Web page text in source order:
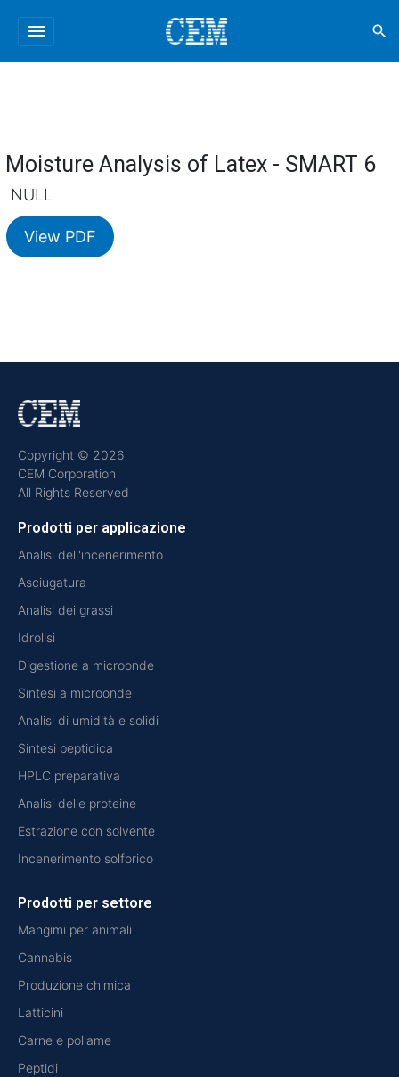
menu search
Moisture Analysis of Latex - SMART 6
NULL
View PDF
Copyright © 2026
CEM Corporation
All Rights Reserved
Prodotti per applicazione
Analisi dell'incenerimento
Asciugatura
Analisi dei grassi
Idrolisi
Digestione a microonde
Sintesi a microonde
Analisi di umidità e solidi
Sintesi peptidica
HPLC preparativa
Analisi delle proteine
Estrazione con solvente
Incenerimento solforico
Prodotti per settore
Mangimi per animali
Cannabis
Produzione chimica
Latticini
Carne e pollame
Peptidi